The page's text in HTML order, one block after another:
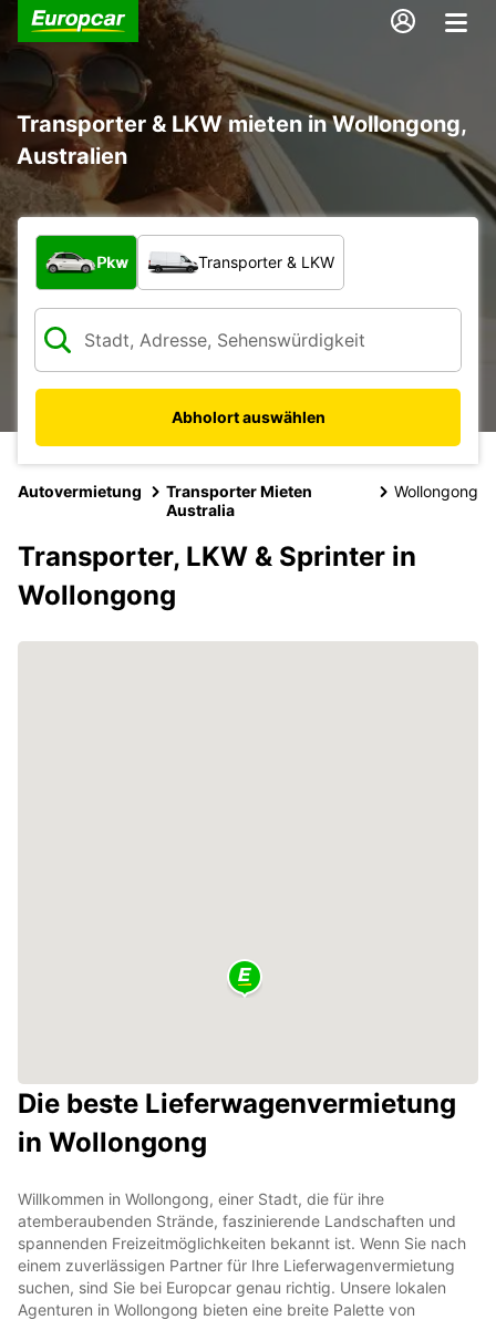
Transporter & LKW mieten in Wollongong,
Australien
Welche Art von Fahrzeug?
Pkw Transporter & LKW
Abholort auswählen
Autovermietung
Transporter Mieten
Australia
Wollongong
Transporter, LKW & Sprinter in
Wollongong
Die beste Lieferwagenvermietung
in Wollongong
Willkommen in Wollongong, einer Stadt, die für ihre
atemberaubenden Strände, faszinierende Landschaften und
spannenden Freizeitmöglichkeiten bekannt ist. Wenn Sie nach
einem zuverlässigen Partner für Ihre Lieferwagenvermietung
suchen, sind Sie bei Europcar genau richtig. Unsere lokalen
Agenturen in Wollongong bieten eine breite Palette von